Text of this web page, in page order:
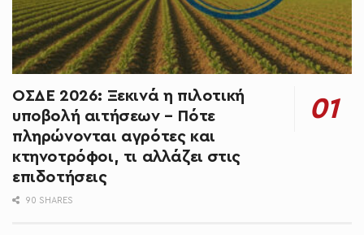
ΟΣΔΕ 2026: Ξεκινά η πιλοτική
υποβολή αιτήσεων – Πότε
πληρώνονται αγρότες και
κτηνοτρόφοι, τι αλλάζει στις
επιδοτήσεις
90 SHARES